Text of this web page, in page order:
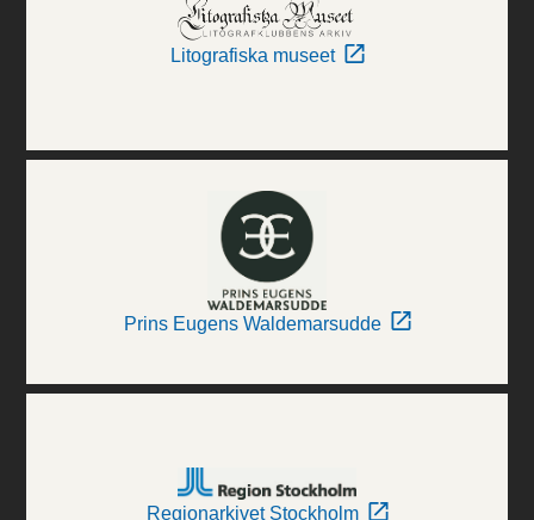
Litografiska museet
Prins Eugens Waldemarsudde
Regionarkivet Stockholm